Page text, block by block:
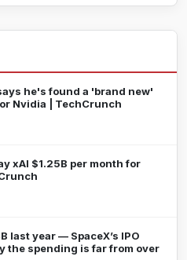
he's found a 'brand new'
Nvidia | TechCrunch
xAI $1.25B per month for
last year — SpaceX’s IPO
the spending is far from over